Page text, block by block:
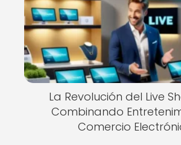
La Revolución del Live
Combinando
Comercio